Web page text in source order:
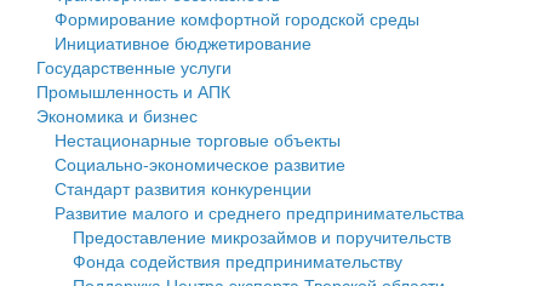
Государственные услуги
Промышленность и АПК
Экономика и бизнес
Символика
Устав
Гостям округа
Туризм
Культура
Образование
муниципального округа Тверской области
Администрация Кашинского муниципального округа
Тверской области
Управление сельскими территориями
Открытые данные
Работа с обращениями граждан
Финансовое управление
Бюджет для граждан
Имущество
Выявление правообладателей ранее учтенных
объектов недвижимости
Имущественная поддержка субъектов малого и
Формирование комфортной городской среды
Инициативное бюджетирование
Государственные услуги
Промышленность и АПК
Экономика и бизнес
Нестационарные торговые объекты
Социально-экономическое развитие
Стандарт развития конкуренции
Развитие малого и среднего предпринимательства
Предоставление микрозаймов и поручительств
Фонда содействия предпринимательству